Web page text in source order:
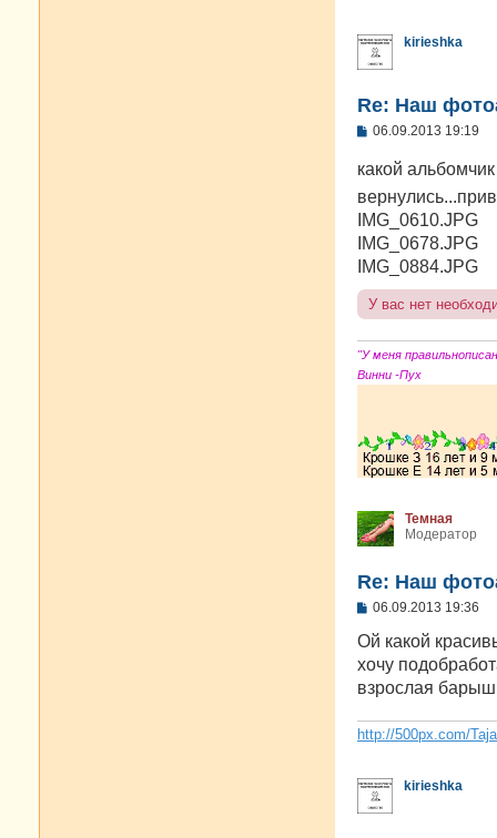
kirieshka
Re: Наш
С
б
щ
е
н
и
е
06.09.2013 19:19
какой
IMG_0610.JPG
IMG_0678.JPG
IMG_0884.JPG
У вас нет
"У меня
Винни -Пух
Темная
Модератор
Re: Наш
С
о
щ
е
е
06.09.2013 19:36
Ой какой
хочу
взрослая
http://500px.com/
kirieshka